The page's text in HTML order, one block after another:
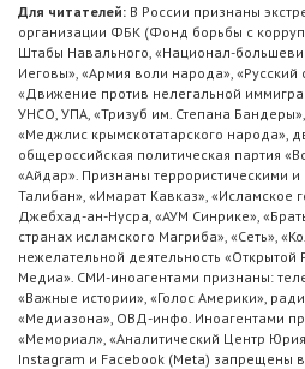
Для читателей: В России признаны
организации ФБК (Фонд борьбы с
Штабы Навального, «Национал-
Иеговы», «Армия воли народа»,
«Движение против нелегальной
УНСО, УПА, «Тризуб им. Степана
«Меджлис крымскотатарского народа»,
общероссийская политическая партия
«Айдар». Признаны террористическими
Талибан», «Имарат Кавказ», «Исламское
Джебхад-ан-Нусра, «АУМ Синрике»,
странах исламского Магриба», «Сеть»,
нежелательной деятельность «Открытой
Медиа». СМИ-иноагентами признаны:
«Важные истории», «Голос Америки»,
«Медиазона», ОВД-инфо. Иноагентами
«Мемориал», «Аналитический Центр
Instagram и Facebook (Metа) запрещены